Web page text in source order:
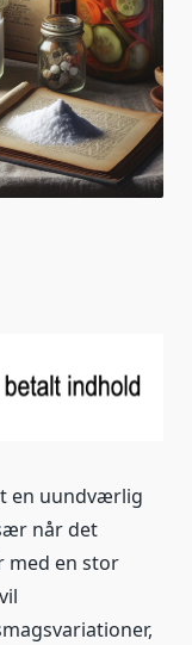
en uundværlig
når det
med en stor